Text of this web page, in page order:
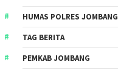
HUMAS POLRES JOMBANG
TAG BERITA
PEMKAB JOMBANG